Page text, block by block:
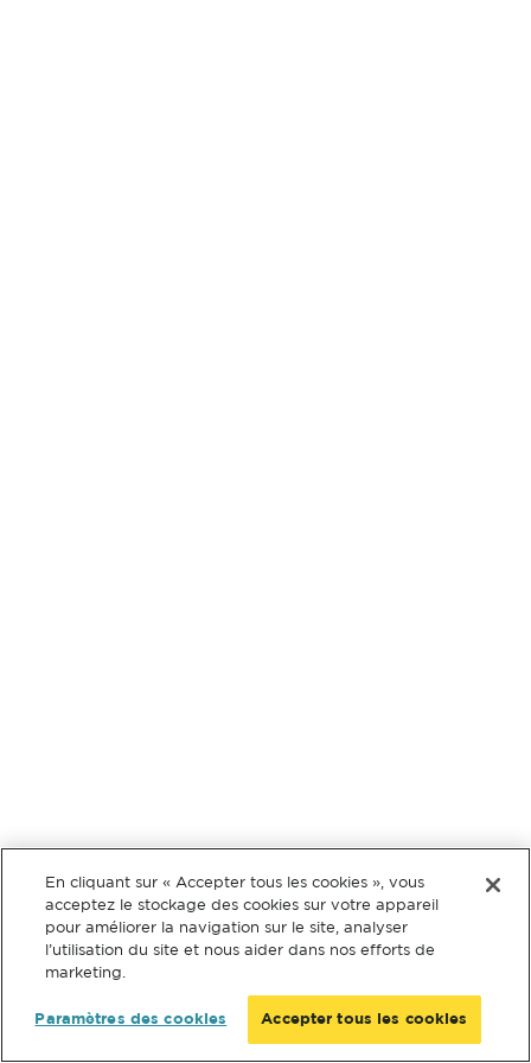
En cliquant sur « Accepter tous les cookies », vous
acceptez le stockage des cookies sur votre appareil
pour améliorer la navigation sur le site, analyser
l’utilisation du site et nous aider dans nos efforts de
marketing.
Paramètres des cookies Accepter tous les cookies